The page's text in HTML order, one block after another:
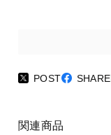
POST SHARE
関連商品